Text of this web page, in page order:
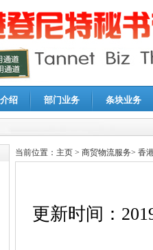
绍 部门业务 条块业务
缴申报鉴证
当前位置： 主页 > 商贸物流服务> 香
更新时间：